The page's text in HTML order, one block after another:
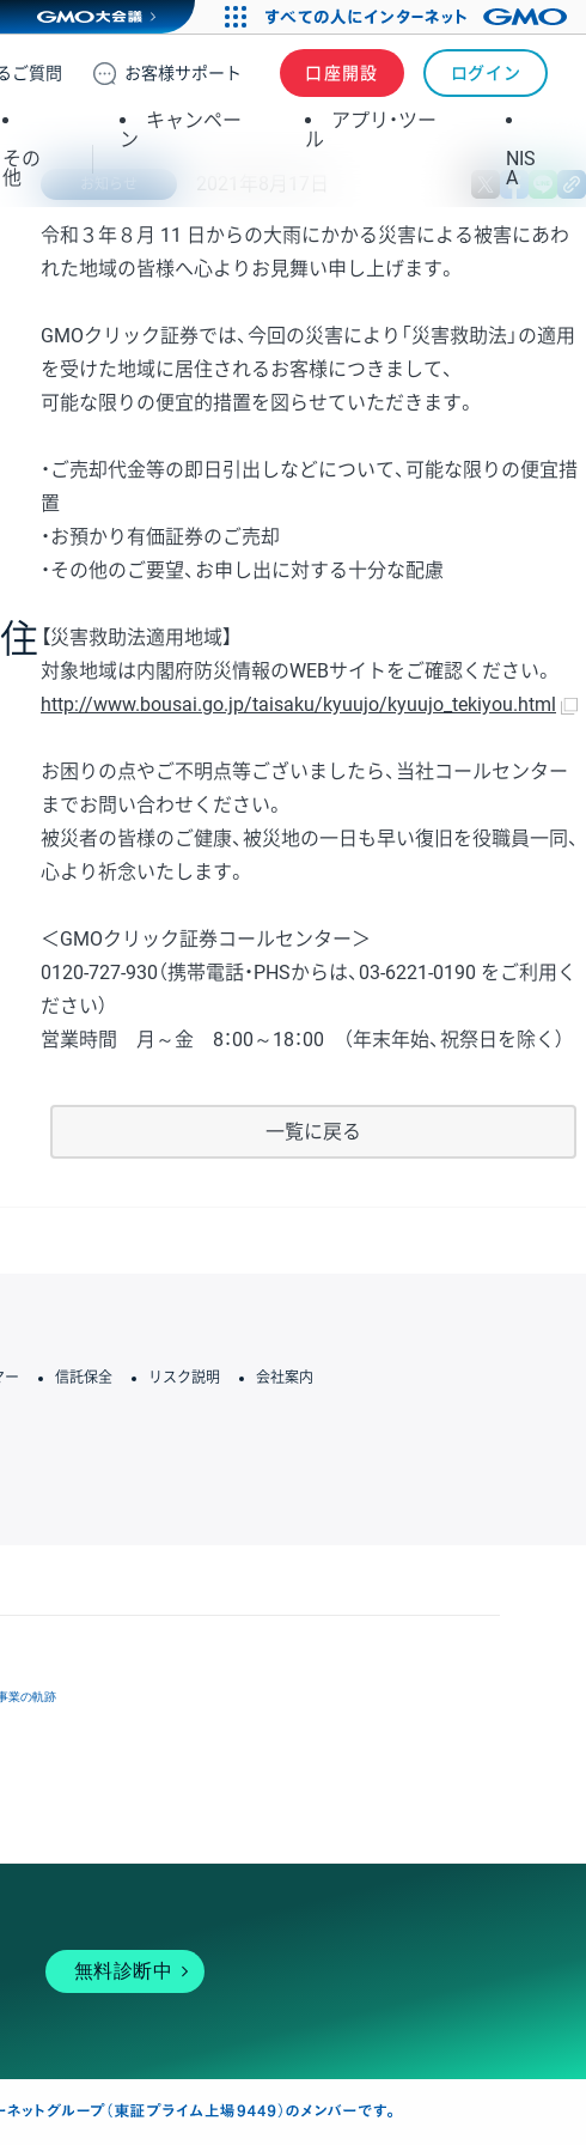
ご質問 お客様サポート 口座開設 ログイン
その
他
キャンペー
ン
アプリ・ツー
ル
NIS
A
X
令和３年８月 11 日からの大雨にかかる災害による被害にあわ
れた地域の皆様へ心よりお見舞い申し上げます。
GMOクリック証券では、今回の災害により「災害救助法」の適用
を受けた地域に居住されるお客様につきまして、
可能な限りの便宜的措置を図らせていただきます。
・ご売却代金等の即日引出しなどについて、可能な限りの便宜措
置
・お預かり有価証券のご売却
・その他のご要望、お申し出に対する十分な配慮
【災害救助法適用地域】
対象地域は内閣府防災情報のWEBサイトをご確認ください。
http://www.bousai.go.jp/taisaku/kyuujo/kyuujo_tekiyou.html
お困りの点やご不明点等ございましたら、当社コールセンター
までお問い合わせください。
被災者の皆様のご健康、被災地の一日も早い復旧を役職員一同、
心より祈念いたします。
＜GMOクリック証券コールセンター＞
0120-727-930（携帯電話・PHSからは、03-6221-0190 をご利用く
ださい）
営業時間 月～金 8：00～18：00 （年末年始、祝祭日を除く）
一覧に戻る
ー 信託保全 リスク説明 会社案内
業の軌跡
無料診断中